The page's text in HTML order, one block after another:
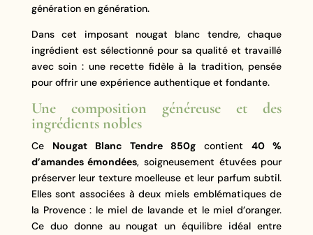
génération en génération.
Dans cet imposant nougat blanc tendre, chaque
ingrédient est sélectionné pour sa qualité et travaillé
avec soin : une recette fidèle à la tradition, pensée
pour offrir une expérience authentique et fondante.
Une composition généreuse et des
ingrédients nobles
Ce Nougat Blanc Tendre 850g contient40 %
d’amandes émondées, soigneusement étuvées pour
préserver leur texture moelleuse et leur parfum subtil.
Elles sont associées à deux miels emblématiques de
la Provence : le miel de lavande et le miel d’oranger.
Ce duo donne au nougat un équilibre idéal entre